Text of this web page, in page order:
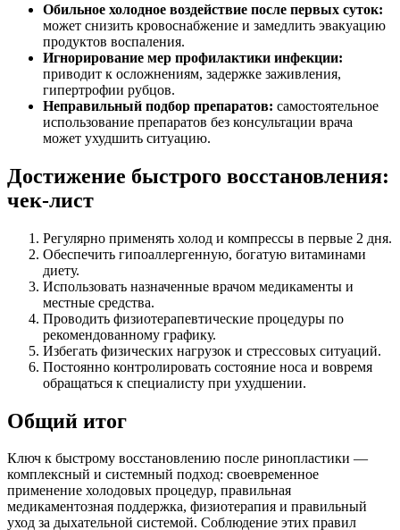
Обильное холодное воздействие после первых суток:
может снизить кровоснабжение и замедлить эвакуацию
продуктов воспаления.
Игнорирование мер профилактики инфекции:
приводит к осложнениям, задержке заживления,
гипертрофии рубцов.
Неправильный подбор препаратов: самостоятельное
использование препаратов без консультации врача
может ухудшить ситуацию.
Достижение быстрого восстановления:
чек-лист
Регулярно применять холод и компрессы в первые 2 дня.
Обеспечить гипоаллергенную, богатую витаминами
диету.
Использовать назначенные врачом медикаменты и
местные средства.
Проводить физиотерапевтические процедуры по
рекомендованному графику.
Избегать физических нагрузок и стрессовых ситуаций.
Постоянно контролировать состояние носа и вовремя
обращаться к специалисту при ухудшении.
Общий итог
Ключ к быстрому восстановлению после ринопластики —
комплексный и системный подход: своевременное
применение холодовых процедур, правильная
медикаментозная поддержка, физиотерапия и правильный
уход за дыхательной системой. Соблюдение этих правил